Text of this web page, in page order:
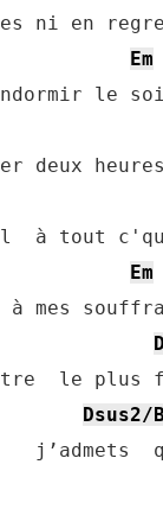
ni en
Em
le
deux
à tout
Em
mes
D
le plus
Dsus2/B